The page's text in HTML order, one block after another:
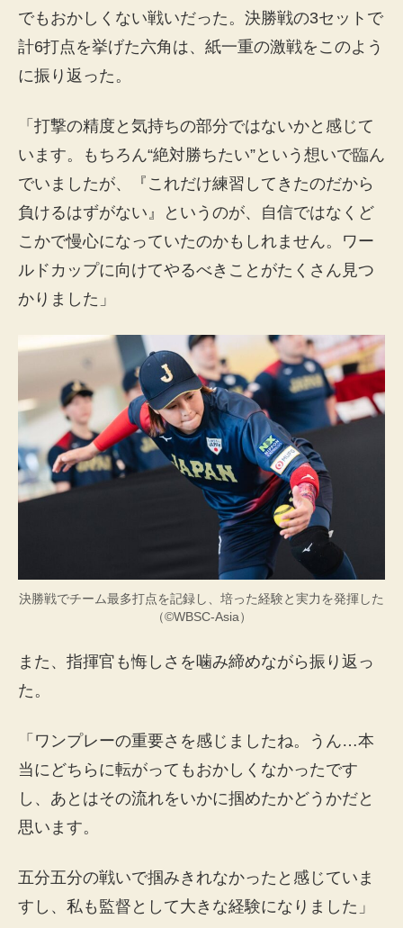
でもおかしくない戦いだった。決勝戦の3セットで
計6打点を挙げた六角は、紙一重の激戦をこのよう
に振り返った。
「打撃の精度と気持ちの部分ではないかと感じて
います。もちろん“絶対勝ちたい”という想いで臨ん
でいましたが、『これだけ練習してきたのだから
負けるはずがない』というのが、自信ではなくど
こかで慢心になっていたのかもしれません。ワー
ルドカップに向けてやるべきことがたくさん見つ
かりました」
決勝戦でチーム最多打点を記録し、培った経験と実力を発揮した
（©WBSC-Asia）
また、指揮官も悔しさを噛み締めながら振り返っ
た。
「ワンプレーの重要さを感じましたね。うん…本
当にどちらに転がってもおかしくなかったです
し、あとはその流れをいかに掴めたかどうかだと
思います。
五分五分の戦いで掴みきれなかったと感じていま
すし、私も監督として大きな経験になりました」